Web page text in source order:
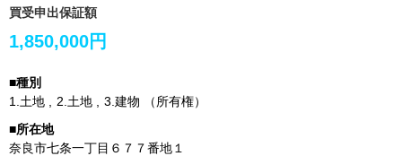
買受申出保証額
1,850,000円
1. 土地 2. 土地 3. 建物 （所有権）
奈良市七条一丁目６７７番地１